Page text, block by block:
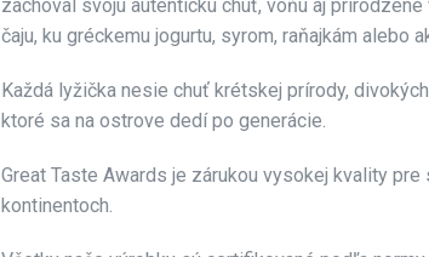
zachoval svoju autentickú chuť, vôňu aj
čaju, ku gréckemu jogurtu, syrom, raňajkám alebo
Každá lyžička nesie chuť krétskej prírody,
ktoré sa na ostrove dedí po generácie.
Great Taste Awards je zárukou vysokej kvality
kontinentoch.